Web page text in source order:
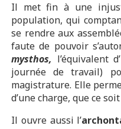
Il met fin à une
population, qui
se rendre aux
faute de pouvoir
mysthos, l’équivalent
journée de travail)
magistrature. Elle
d’une charge, que ce
Il ouvre aussi l’